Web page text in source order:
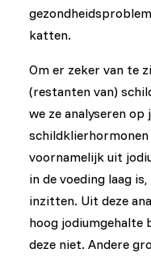
katten.
Om er zeker van te
(restanten van)
we ze analyseren op
voornamelijk uit
in de voeding laag
inzitten. Uit deze
hoog jodiumgehalte
deze niet. Andere